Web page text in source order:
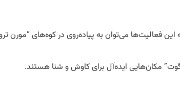
فعالیت‌ها می‌توان به پیاده‌روی در کوه‌های “مورن
مکان‌هایی ایده‌آل برای کاوش و شنا هستند.